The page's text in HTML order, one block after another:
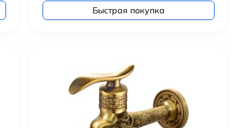
Быстрая покупка